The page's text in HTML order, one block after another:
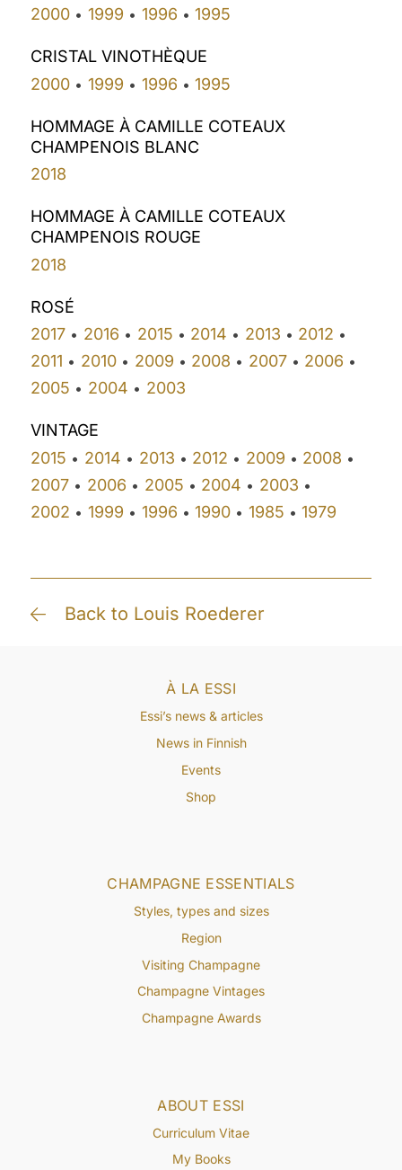
2000 • 1999 • 1996 • 1995
CRISTAL VINOTHÈQUE
2000 • 1999 • 1996 • 1995
HOMMAGE À CAMILLE COTEAUX
CHAMPENOIS BLANC
2018
HOMMAGE À CAMILLE COTEAUX
CHAMPENOIS ROUGE
2018
ROSÉ
2017 • 2016 • 2015 • 2014 • 2013 • 2012 •
2011 • 2010• 2009 • 2008 • 2007• 2006 •
2005 • 2004 • 2003
VINTAGE
2015 • 2014 • 2013 • 2012 • 2009 • 2008 •
2007 • 2006 • 2005 • 2004 • 2003 •
2002 • 1999 • 1996 • 1990 • 1985 • 1979
Back to Louis Roederer
ABOUT ESSI
Curriculum Vitae
My Books
CHAMPAGNE ESSENTIALS
Styles, types and sizes
Region
Visiting Champagne
Champagne Vintages
Champagne Awards
À LA ESSI
Essi’s news & articles
News in Finnish
Events
Shop